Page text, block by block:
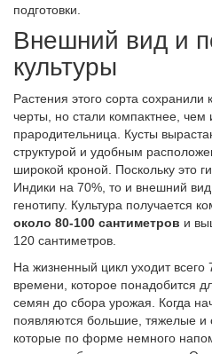
подготовки.
Внешний вид и
культуры
Растения этого сорта сохранили
черты, но стали компактнее,
прародительница. Кусты
структурой и удобным
широкой кроной. Поскольку это
Индики на 70%, то и внешний вид
генотипу. Культура получается
около 80-100 сантиметров и
120 сантиметров.
На жизненный цикл уходит всего
времени, которое понадобится
семян до сбора урожая. Когда
появляются большие, тяжелые и
которые по форме немного